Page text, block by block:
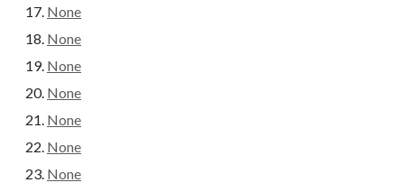
None
None
None
None
None
None
None